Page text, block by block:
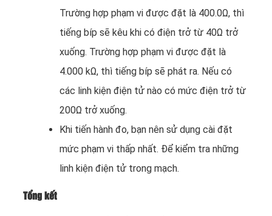
Trường hợp phạm vi được đặt là 400.0Ω, thì
tiếng bíp sẽ kêu khi có điện trở từ 40Ω trở
xuống. Trường hợp phạm vi được đặt là
4.000 kΩ, thì tiếng bíp sẽ phát ra. Nếu có
các linh kiện điện tử nào có mức điện trở từ
200Ω trở xuống.
Khi tiến hành đo, bạn nên sử dụng cài đặt
mức phạm vi thấp nhất. Để kiểm tra những
linh kiện điện tử trong mạch.
Tổng kết